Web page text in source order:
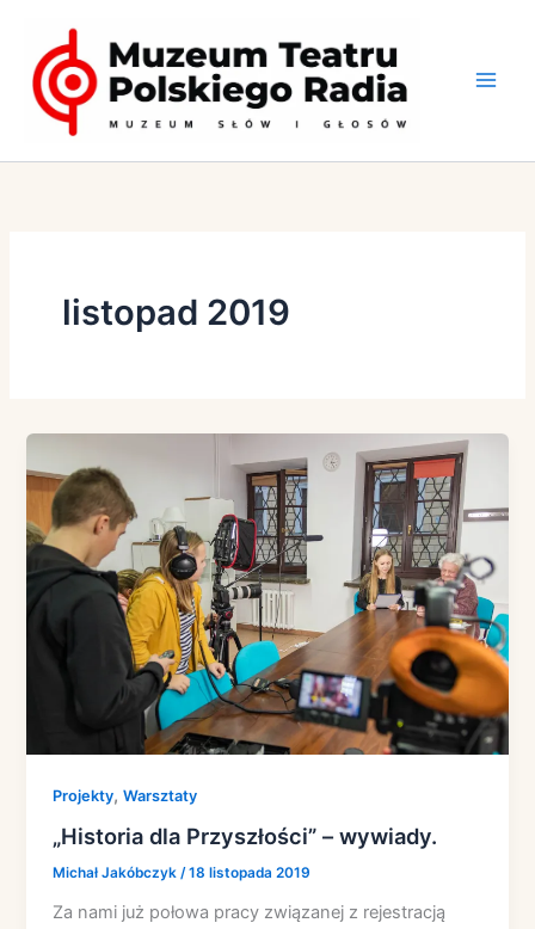
treści
listopad 2019
Projekty,Warsztaty
„Historia dla Przyszłości” – wywiady.
Michał Jakóbczyk/18 listopada 2019
Za nami już połowa pracy związanej z rejestracją